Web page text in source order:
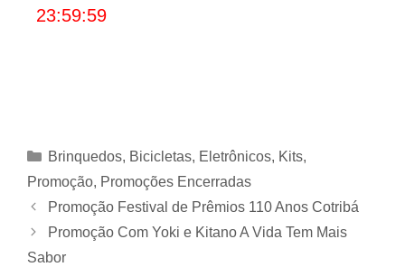
23:59:59
Categorias
Brinquedos, Bicicletas, Eletrônicos, Kits,
Promoção, Promoções Encerradas
Promoção Festival de Prêmios 110 Anos Cotribá
Promoção Com Yoki e Kitano A Vida Tem Mais
Sabor